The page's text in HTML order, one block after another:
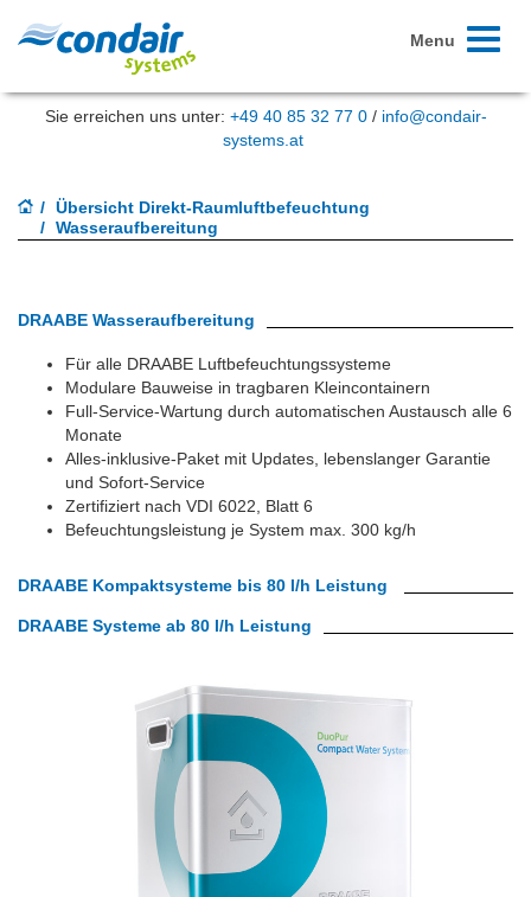
Toggle
Menu
Sie erreichen uns unter: +49 40 85 32 77 0/ info@condair-
systems.at
Übersicht Direkt-Raumluftbefeuchtung
Wasseraufbereitung
DRAABE Wasseraufbereitung
Für alle DRAABE Luftbefeuchtungssysteme
Modulare Bauweise in tragbaren Kleincontainern
Full-Service-Wartung durch automatischen Austausch alle 6
Monate
Alles-inklusive-Paket mit Updates, lebenslanger Garantie
und Sofort-Service
Zertifiziert nach VDI 6022, Blatt 6
Befeuchtungsleistung je System max. 300 kg/h
DRAABE Kompaktsysteme bis 80 l/h Leistung
DRAABE Systeme ab 80 l/h Leistung